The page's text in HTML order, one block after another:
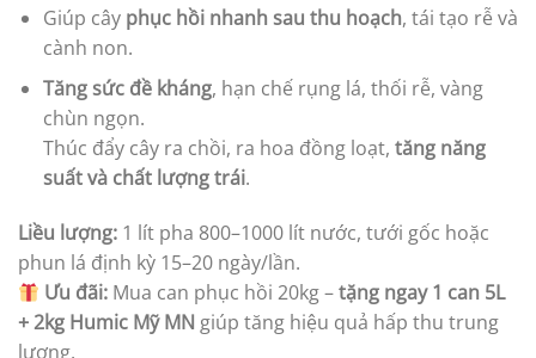
Giúp cây phục hồi nhanh sau thu hoạch, tái tạo rễ và
cành non.
Tăng sức đề kháng, hạn chế rụng lá, thối rễ, vàng
chùn ngọn.
Thúc đẩy cây ra chồi, ra hoa đồng loạt, tăng năng
suất và chất lượng trái.
Liều lượng: 1 lít pha 800–1000 lít nước, tưới gốc hoặc
phun lá định kỳ 15–20 ngày/lần.
Ưu đãi: Mua can phục hồi 20kg –tặng ngay 1 can 5L
+ 2kg Humic Mỹ MN giúp tăng hiệu quả hấp thu trung
lượng.